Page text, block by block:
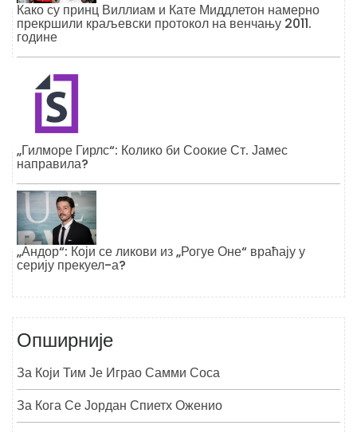
Како су принц Виллиам и Кате Миддлетон намерно
прекршили краљевски протокол на венчању 2011.
године
„Гилморе Гирлс“: Колико би Соокие Ст. Јамес
направила?
„Андор“: Који се ликови из „Рогуе Оне“ враћају у
серију прекуел-а?
Опширније
За Који Тим Је Играо Самми Соса
За Кога Се Јордан Спиетх Оженио